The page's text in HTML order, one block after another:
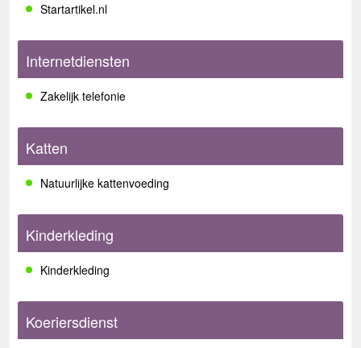
Startartikel.nl
Internetdiensten
Zakelijk telefonie
Katten
Natuurlijke kattenvoeding
Kinderkleding
Kinderkleding
Koeriersdienst